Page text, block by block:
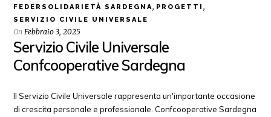
FEDERSOLIDARIETÀ SARDEGNA, PROGETTI,
SERVIZIO CIVILE UNIVERSALE
OnFebbraio 3, 2025
Servizio Civile Universale
Confcooperative Sardegna
Il Servizio Civile Universale rappresenta un'importante occasione
di crescita personale e professionale. Confcooperative Sardegna